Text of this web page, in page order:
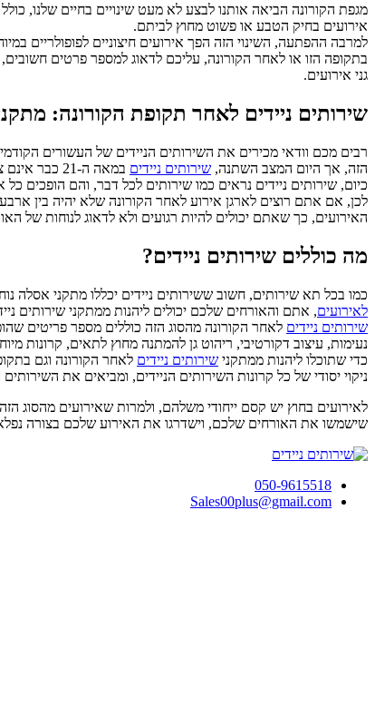
מגפת הקורונה הביאה אותנו לבצע לא מעט שינויים בחיים שלנו,
אירועים בחיק הטבע או פשוט מחוץ לביתם.
למרבה ההפתעה, השינוי הזה הפך אירועים חיצוניים לפופולריים
בתקופה הזו או לאחר הקורונה, עליכם לדאוג למספר פרטים
גני אירועים.
שירותים ניידים לאחר תקופת הקורונה:
רבים מכם וודאי מכירים את השירותים הניידים של העשורים
הזה, אך היום המצב השתנה, שירותים ניידים במאה ה-21 כבר אינם צפופים ולא נעימים,
כיום, שירותים ניידים נראים כמו שירותים לכל דבר, והם הופכים כל
לכן, אם אתם רוצים לארגן אירוע לאחר הקורונה שלא יהיה בין
האירועים, כך שאתם יכולים להיות רגועים ולא לדאוג לנוחות של
מה כוללים שירותים ניידים?
כמו בכל תא שירותים, חשוב ששירותים ניידים יכללו מתקני אסלה
לאירועים, אתם והאורחים שלכם יכולים ליהנות ממתקני שירותים
שירותים ניידים
נעימות, עיצוב דקורטיבי, ריהוט גן להמתנה מחוץ לתאים, קרונות
כדי שתוכלו ליהנות ממתקני שירותים ניידים
ניקוי יסודי של כל קרונות השירותים הניידים, ומביאים את
לאירועים בחוץ יש קסם ייחודי משלהם, ולמרות שאירועים מהסוג
שישמשו את האורחים שלכם, וישדרגו את האירוע שלכם בצורה
050-9615518
Sales00plus@gmail.com